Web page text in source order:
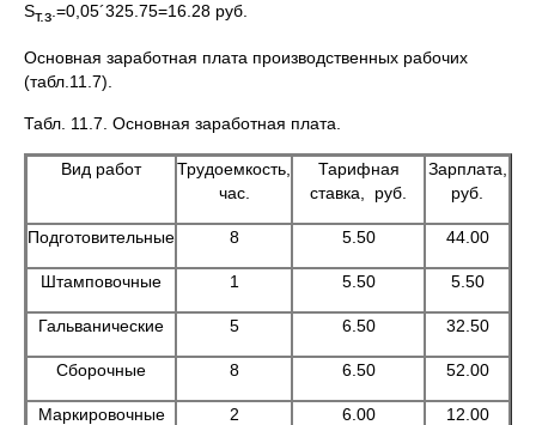
Sт.з .=0,05´325.75=16.28 руб.
Основная заработная плата производственных рабочих
(табл.11.7).
Табл. 11.7. Основная заработная плата.
Вид работ
Трудоемкость,
час.
Тарифная
ставка, руб.
Зарплата,
руб.
Подготовительные 8 5.50 44.00
Штамповочные 1 5.50 5.50
Гальванические 5 6.50 32.50
Сборочные 8 6.50 52.00
Маркировочные 2 6.00 12.00